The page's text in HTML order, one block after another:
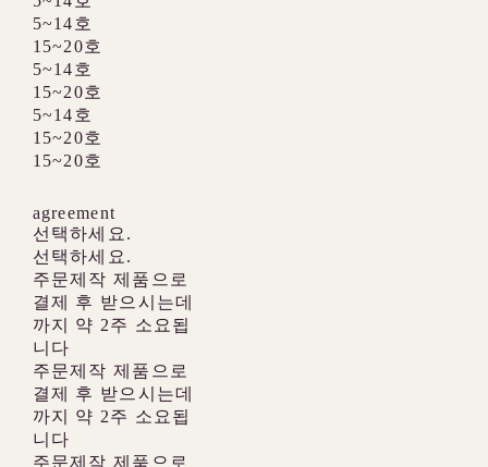
5~14호
15~20호
5~14호
15~20호
5~14호
15~20호
15~20호
agreement
선택하세요.
선택하세요.
주문제작 제품으로
결제 후 받으시는데
까지 약 2주 소요됩
니다
주문제작 제품으로
결제 후 받으시는데
까지 약 2주 소요됩
니다
주문제작 제품으로